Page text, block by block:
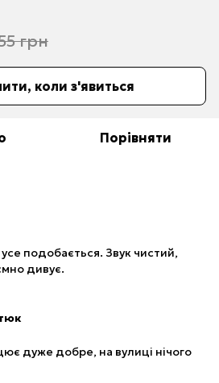
грн
коли з'явиться
Порівняти
подобається. Звук чистий,
дивує.
дуже добре, на вулиці нічого